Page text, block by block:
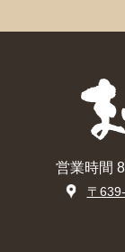
営業時間
〒